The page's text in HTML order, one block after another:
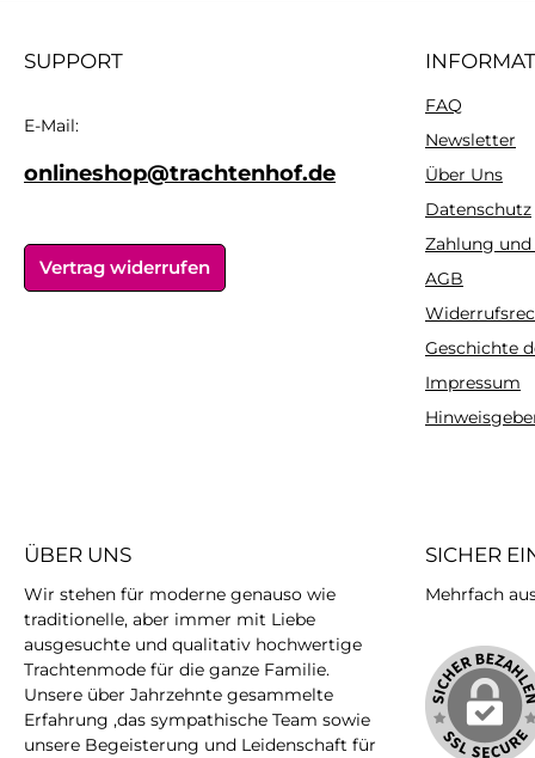
SUPPORT
E-Mail:
onlineshop@trachtenhof.de
Vertrag widerrufen
FAQ
Newsletter
Über Uns
Datenschutz
Zahlung und
AGB
Geschichte
Impressum
ÜBER UNS
Wir stehen für moderne genauso wie
traditionelle, aber immer mit Liebe
ausgesuchte und qualitativ hochwertige
Trachtenmode für die ganze Familie.
Unsere über Jahrzehnte gesammelte
Erfahrung ,das sympathische Team sowie
unsere Begeisterung und Leidenschaft für
SICHER
Mehrfach